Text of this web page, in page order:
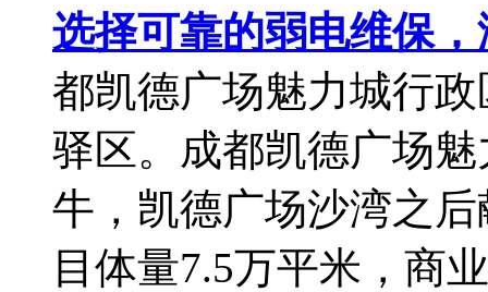
选择可靠的弱电维保
都凯德广场魅力城行
驿区。成都凯德广场
牛，凯德广场沙湾之
目体量7.5万平米，商